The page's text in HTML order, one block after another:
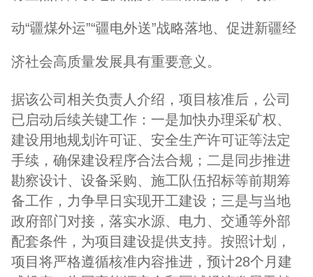
动“疆煤外运”“疆电外送”战略落地、促进新疆经
济社会高质量发展具有重要意义。
据该公司相关负责人介绍，项目核准后，公司
已启动后续关键工作：一是加快办理采矿权、
建设用地规划许可证、安全生产许可证等法定
手续，确保建设程序合法合规；二是同步推进
勘察设计、设备采购、施工队伍招标等前期筹
备工作，力争早日实现开工建设；三是与当地
政府部门对接，落实水源、电力、交通等外部
配套条件，为项目建设提供支持。按照计划，
项目将严格遵循核准内容推进，预计28个月建